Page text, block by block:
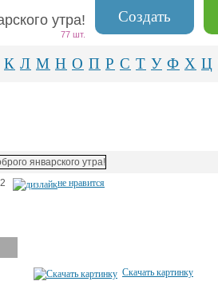
Создать
утра!
77 шт.
К Л М Н О П Р С Т У Ф Х Ц
2 не нравится
Скачать картинку